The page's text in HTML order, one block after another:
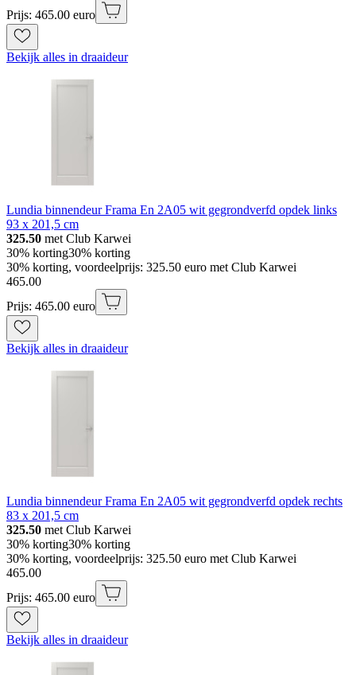
Prijs: 465.00 euro
Bekijk alles in draaideur
Lundia binnendeur Frama En 2A05 wit gegrondverfd opdek links
93 x 201,5 cm
325.50 met Club Karwei
30% korting30% korting
30% korting, voordeelprijs: 325.50 euro met Club Karwei
465.00
Prijs: 465.00 euro
Bekijk alles in draaideur
Lundia binnendeur Frama En 2A05 wit gegrondverfd opdek rechts
83 x 201,5 cm
325.50 met Club Karwei
30% korting30% korting
30% korting, voordeelprijs: 325.50 euro met Club Karwei
465.00
Prijs: 465.00 euro
Bekijk alles in draaideur